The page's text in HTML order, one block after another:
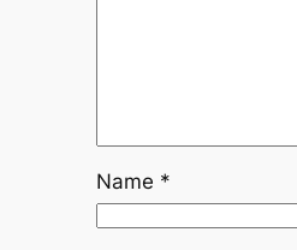
Name *